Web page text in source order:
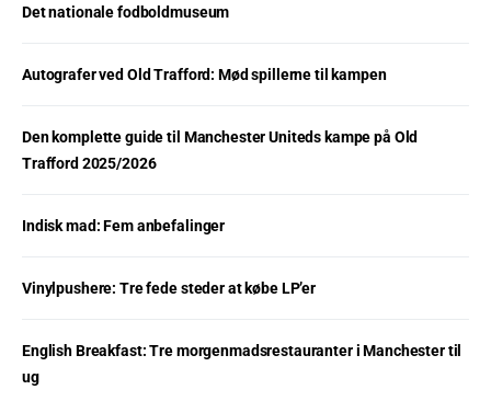
Det nationale fodboldmuseum
Autografer ved Old Trafford: Mød spillerne til kampen
Den komplette guide til Manchester Uniteds kampe på Old
Trafford 2025/2026
Indisk mad: Fem anbefalinger
Vinylpushere: Tre fede steder at købe LP’er
English Breakfast: Tre morgenmadsrestauranter i Manchester til
ug